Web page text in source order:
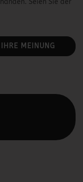
Seien Sie der
IHRE MEINUNG